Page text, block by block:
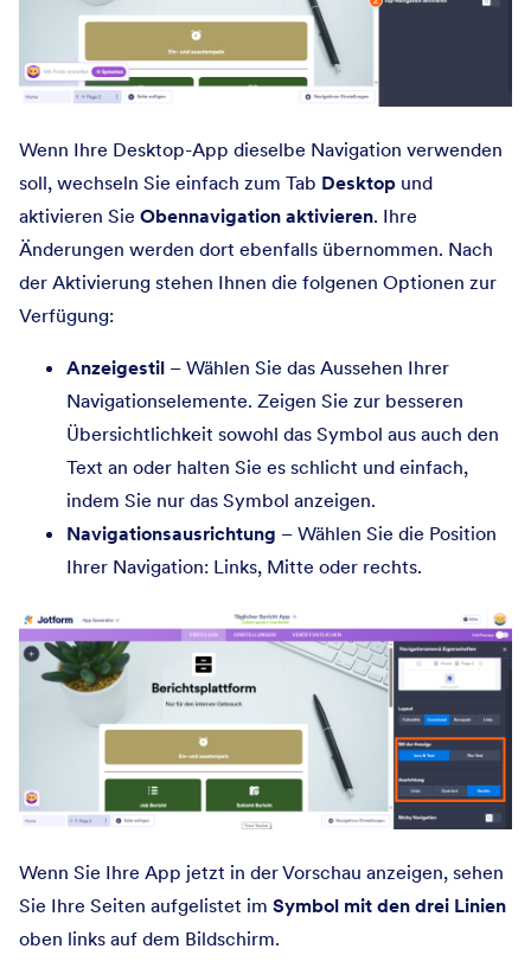
Wenn Ihre Desktop-App dieselbe Navigation verwenden
soll, wechseln Sie einfach zum Tab Desktop und
aktivieren Sie Obennavigation aktivieren. Ihre
Änderungen werden dort ebenfalls übernommen. Nach
der Aktivierung stehen Ihnen die folgenen Optionen zur
Verfügung:
Anzeigestil – Wählen Sie das Aussehen Ihrer
Navigationselemente. Zeigen Sie zur besseren
Übersichtlichkeit sowohl das Symbol aus auch den
Text an oder halten Sie es schlicht und einfach,
indem Sie nur das Symbol anzeigen.
Navigationsausrichtung – Wählen Sie die Position
Ihrer Navigation: Links, Mitte oder rechts.
Wenn Sie Ihre App jetzt in der Vorschau anzeigen, sehen
Sie Ihre Seiten aufgelistet im Symbol mit den drei Linien
oben links auf dem Bildschirm.